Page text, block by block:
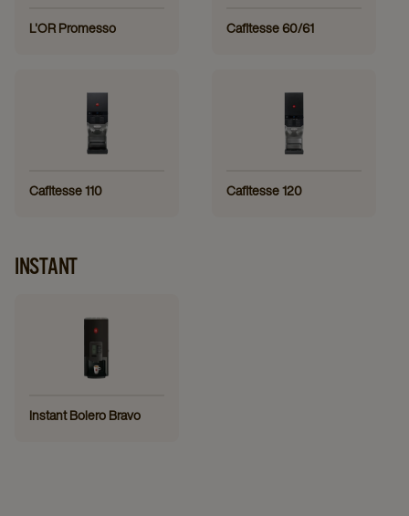
L'OR Promesso Cafitesse 60/61
Cafitesse 110 Cafitesse 120
INSTANT
Instant Bolero Bravo